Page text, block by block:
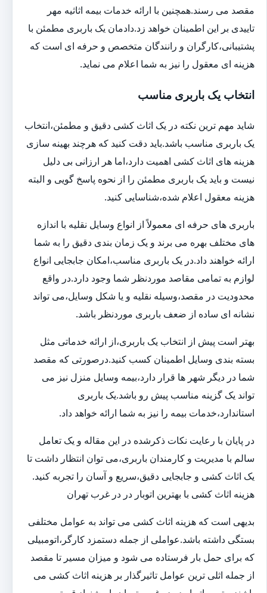
مقصد می رسند.همچنین با ارائه خدمات بیمه اثاثیه مهر
تاییدی بر این اطمینان خواهد زد.دادمان یک باربری مطمئن با
پشتیبانی،کارگران و رانندگان متخصص و حرفه ای است که
هزینه ای معقول را نیز به شما اعلام می نماید.
انتخاب یک باربری مناسب
شاید مهم ترین نکته در یک اثاث کشی دقیق و مطمئن،انتخاب
یک باربری مناسب باشد.باید دقت کنید که هرچند بهینه سازی
هزینه های اثاث کشی اهمیت دارد،اما هر ارزانی بی دلیل
نیست و باید یک باربری مطمئن را از نحوه پاسخ گویی و البته
هزینه معقول اعلام شده،شناسایی کنید.
باربری های حرفه ای معمولاً از انواع وسایل نقلیه با اندازه
های مختلف بهره می برند و یک زمان بندی دقیق را به شما
ارائه خواهند داد.در یک باربری مناسب،امکان جابجایی انواع
لوازم به تمامی مقاصد موردنظر شما وجود دارد.در واقع
محدودیت در مقصد،وسیله نقلیه و یا شکل وسایل،می تواند
نشانه ای ساده از ضعف باربری موردنظر باشد.
بهتر است پیش از انتخاب یک باربری،از ارائه خدماتی مثل
بسته بندی وسایل اطمینان کسب کنید.درصورتی که مقصد
شما در دیگر شهر ها قرار دارد،بیمه وسایل منزل نیز می
تواند یک گزینه مناسب پیش رو باشد.یک باربری
استاندارد،خدمات بیمه را نیز به شما ارائه خواهد داد.
در پایان با رعایت نکات ذکرشده در این مقاله و یک تعامل
سالم با مدیریت و کارمندان باربری،می توان انتظار داشت تا
یک اثاث کشی و جابجایی دقیق،سریع و آسان را تجربه کنید.
هزینه اثاث کشی با بهترین اتوبار در در غرب تهران
بدیهی است که هزینه اثاث کشی می تواند به عوامل مختلفی
بستگی داشته باشد.عواملی از جمله دستمزد کارگر،اتومبیلی
که برای حمل بار فرستاده می شود و میزان مسیر تا مقصد
از جمله اثلی ترین عوامل تاثیرگذار بر هزینه اثاث کشی می